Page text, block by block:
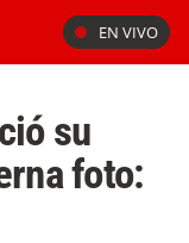
EN VIVO
su
foto: